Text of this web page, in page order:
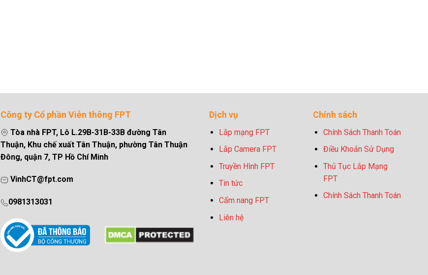
Công ty Cổ phần Viễn thông FPT
Tòa nhà FPT, Lô L.29B-31B-33B đường Tân
Thuận, Khu chế xuất Tân Thuận, phường Tân Thuận
Đông, quận 7, TP Hồ Chí Minh
VinhCT@fpt.com
0981313031
Dịch vụ
Lắp mạng FPT
Lắp Camera FPT
Truyền Hình FPT
Tin tức
Cẩm nang FPT
Liên hệ
Chính sách
Chính Sách Thanh Toán
Điều Khoản Sử Dụng
Thủ Tục Lắp Mạng
FPT
Chính Sách Thanh Toán